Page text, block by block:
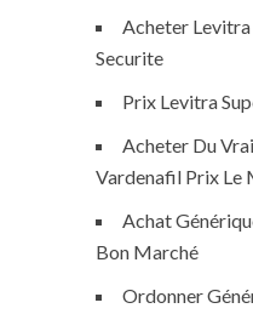
Acheter Levitra
Securite
Prix Levitra
Acheter Du
Vardenafil Prix Le
Achat
Bon Marché
Ordonner